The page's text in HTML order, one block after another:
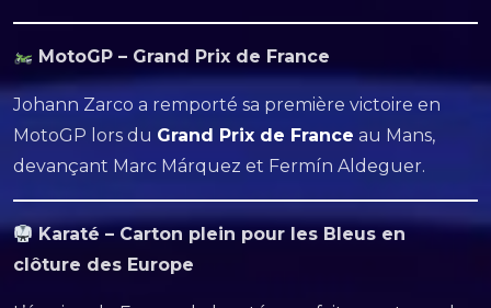
MotoGP – Grand Prix de France
Johann Zarco a remporté sa première victoire en
MotoGP lors du Grand Prix de France au Mans,
devançant Marc Márquez et Fermín Aldeguer.
Karaté – Carton plein pour les Bleus en
clôture des Europe